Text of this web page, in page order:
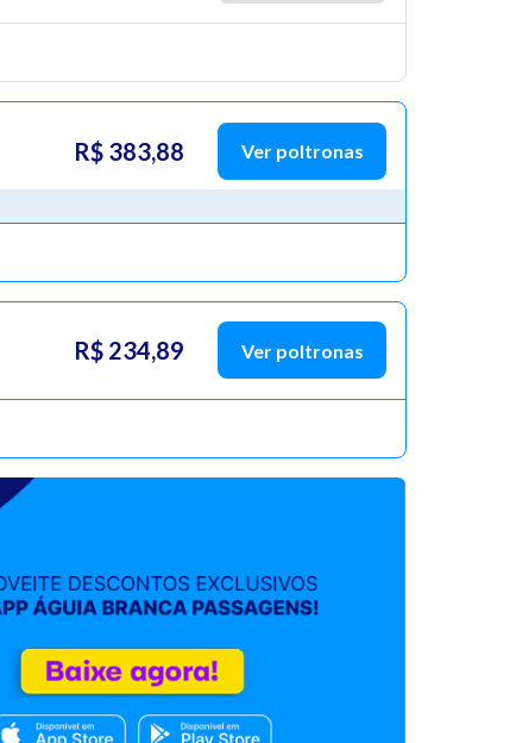
R$ 383,88 Ver poltronas
R$ 234,89 Ver poltronas